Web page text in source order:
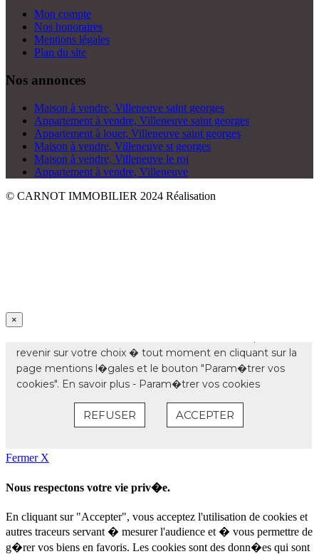
Mon compte
Nos honoraires
Mentions légales
Plan du site
Nos annonces
Maison à vendre, Villeneuve saint georges
Appartement à vendre, Villeneuve saint georges
Appartement à louer, Villeneuve saint georges
Maison à vendre, Villeneuve st georges
Maison à vendre, Villeneuve le roi
Appartement à vendre, Villeneuve
© CARNOT IMMOBILIER 2024 Réalisation
×
Fermer X
Nous respectons votre vie priv�e.
En cliquant sur "Accepter", vous acceptez l'utilisation de cookies et
autres traceurs servant � mesurer l'audience et � vous permettre de
g�rer vos biens en favoris. Les cookies sont des donn�es qui sont